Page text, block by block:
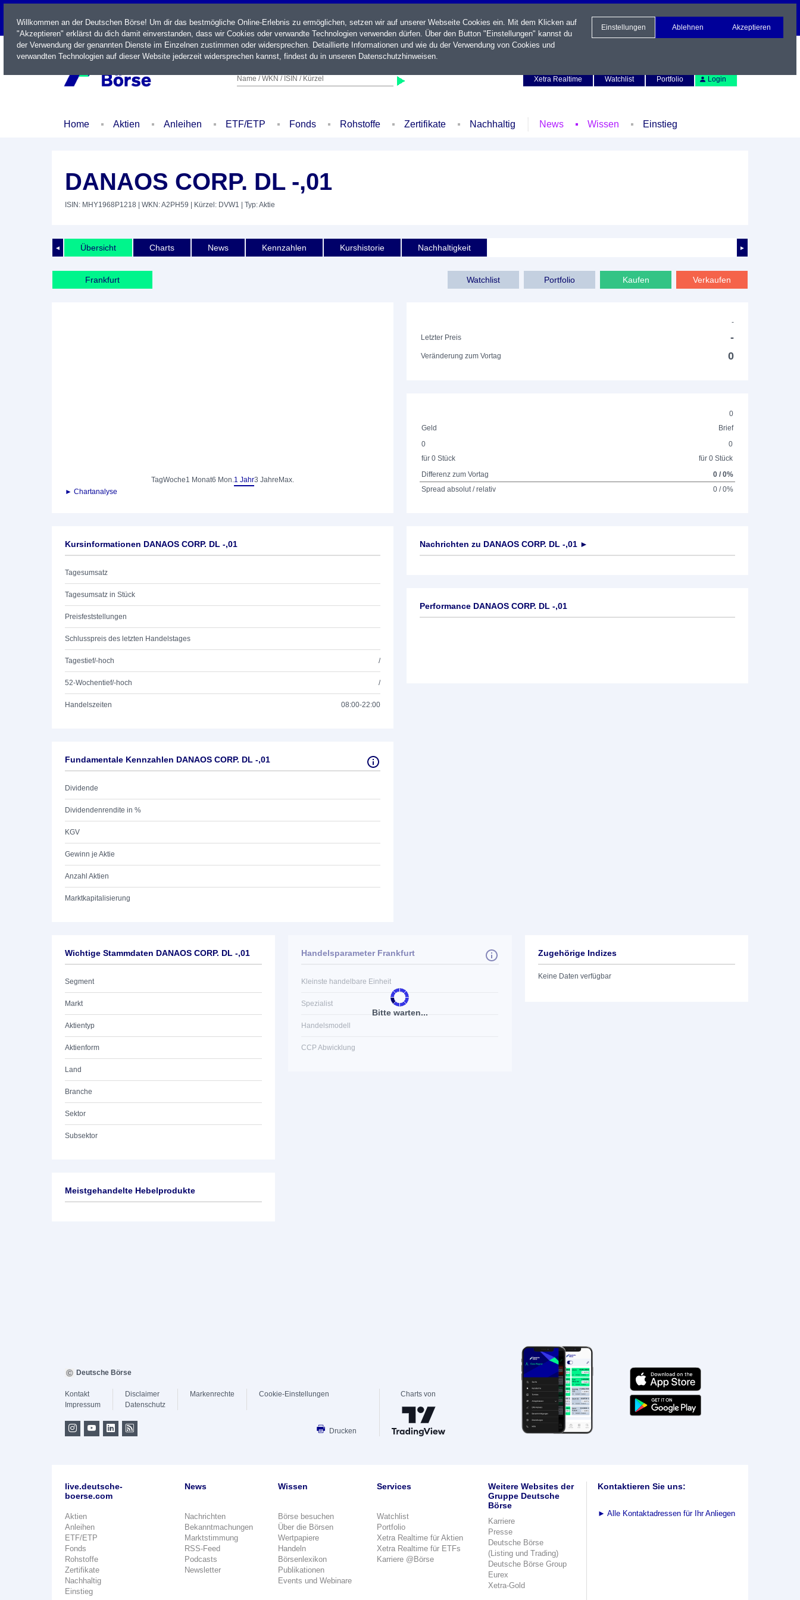
LIVE
Name / WKN / ISIN / Kürzel
Xetra Realtime
Watchlist Portfolio Login
Home Aktien Anleihen ETF/ETP Fonds Rohstoffe Zertifikate Nachhaltig News Wissen Einstieg
DANAOS CORP. DL -,01
ISIN: MHY1968P1218 | WKN: A2PH59 | Kürzel: DVW1 | Typ: Aktie
◄ ►
Übersicht Charts News Kennzahlen Kurshistorie Nachhaltigkeit
Frankfurt Watchlist Portfolio Kaufen Verkaufen
TagWoche1 Monat6 Mon.1 Jahr3 Jahre Max.
► Chartanalyse
-
Letzter Preis
-
Veränderung zum Vortag 0
0
Geld
Brief
0
für 0 Stück
0
für 0 Stück
Differenz zum Vortag
0 / 0%
Spread absolut / relativ
0 / 0%
Kursinformationen DANAOS CORP. DL -,01
Tagesumsatz
Tagesumsatz in Stück
Preisfeststellungen
Schlusspreis des letzten Handelstages
Tagestief/-hoch /
52-Wochentief/-hoch /
Handelszeiten 08:00-22:00
Fundamentale Kennzahlen DANAOS CORP. DL -,01
Dividende
Dividendenrendite in %
KGV
Gewinn je Aktie
Anzahl Aktien
Marktkapitalisierung
Nachrichten zu DANAOS CORP. DL -,01 ►
Performance DANAOS CORP. DL -,01
Wichtige Stammdaten DANAOS CORP. DL -,01
Segment
Markt
Aktientyp
Aktienform
Land
Branche
Sektor
Subsektor
Bitte warten...
Handelsparameter Frankfurt
Kleinste handelbare Einheit
Spezialist
Handelsmodell
CCP Abwicklung
Zugehörige Indizes
Keine Daten verfügbar
Meistgehandelte Hebelprodukte
Willkommen an der Deutschen Börse! Um dir das bestmögliche Online-Erlebnis zu ermöglichen, setzen wir auf unserer Webseite Cookies ein. Mit dem Klicken auf
"Akzeptieren" erklärst du dich damit einverstanden, dass wir Cookies oder verwandte Technologien verwenden dürfen. Über den Button "Einstellungen" kannst du
der Verwendung der genannten Dienste im Einzelnen zustimmen oder widersprechen. Detaillierte Informationen und wie du der Verwendung von Cookies und
verwandten Technologien auf dieser Website jederzeit widersprechen kannst, findest du in unseren Datenschutzhinweisen.
Einstellungen Ablehnen Akzeptieren
Deutsche Börse
Kontakt
Impressum
Disclaimer
Datenschutz
Markenrechte Cookie-Einstellungen
Drucken
Charts von
live.deutsche-
boerse.com
Aktien
Anleihen
ETF/ETP
Fonds
Rohstoffe
Zertifikate
Nachhaltig
Einstieg
News
Nachrichten
Bekanntmachungen
Marktstimmung
RSS-Feed
Podcasts
Newsletter
Wissen
Börse besuchen
Über die Börsen
Wertpapiere
Handeln
Börsenlexikon
Publikationen
Events und Webinare
Services
Watchlist
Portfolio
Xetra Realtime für Aktien
Xetra Realtime für ETFs
Karriere @Börse
Weitere Websites der
Gruppe Deutsche
Börse
Karriere
Presse
Deutsche Börse
(Listing und Trading)
Deutsche Börse Group
Eurex
Xetra-Gold
Kontaktieren Sie uns:
► Alle Kontaktadressen für Ihr Anliegen